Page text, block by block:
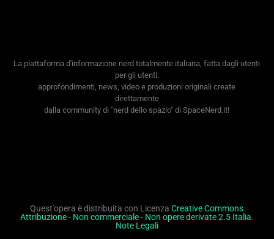
La piattaforma d'informazione nerd totalmente italiana, fatta dagli utenti
per gli utenti:
approfondimenti, news, video e produzioni originali create
direttamente
dalla community di "nerd dello spazio" di SpaceNerd.it!
Quest'opera è distribuita con LicenzaCreative Commons
Attribuzione - Non commerciale - Non opere derivate 2.5 Italia.
Note Legali